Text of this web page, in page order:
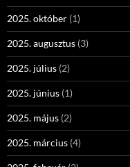
2025. október (1)
2025. augusztus (3)
2025. július (2)
2025. június (1)
2025. május (2)
2025. március (4)